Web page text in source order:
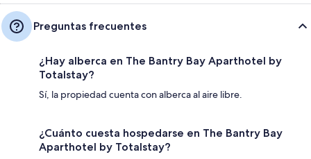
Preguntas frecuentes
¿Hay alberca en The Bantry Bay Aparthotel by
Totalstay?
Sí, la propiedad cuenta con alberca al aire libre.
¿Cuánto cuesta hospedarse en The Bantry Bay
Aparthotel by Totalstay?